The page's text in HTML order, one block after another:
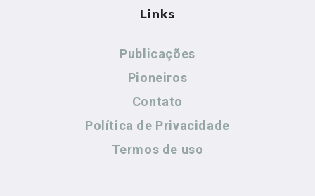
Links
Publicações
Pioneiros
Contato
Política de Privacidade
Termos de uso